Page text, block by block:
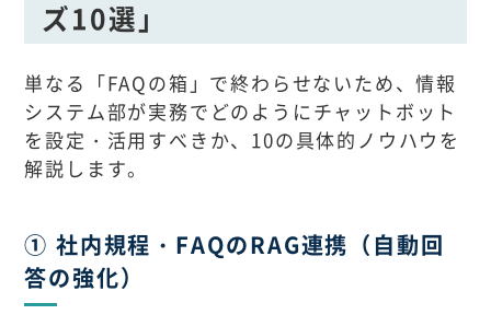
ズ10選」
単なる「FAQの箱」で終わらせないため、情報
システム部が実務でどのようにチャットボット
を設定・活用すべきか、10の具体的ノウハウを
解説します。
① 社内規程・FAQのRAG連携（自動回
答の強化）